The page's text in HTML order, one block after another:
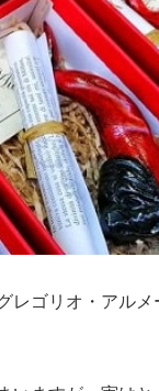
レゴリオ・アル